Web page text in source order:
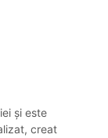
și este
creat